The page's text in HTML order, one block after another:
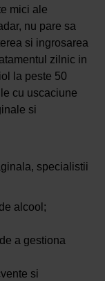
mici ale
nu pare sa
si ingrosarea
zilnic in
la peste 50
cu uscaciune
si
specialistii
alcool;
a gestiona
si